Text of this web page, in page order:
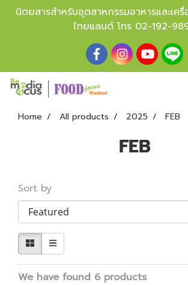
นิตยสารสำหรับอุตสาหกรรมอาหารและเ
ไทยแลนด์ โทร 02-192-
Home All products 2025 FEB
FEB
Sort by
We have found 6 products